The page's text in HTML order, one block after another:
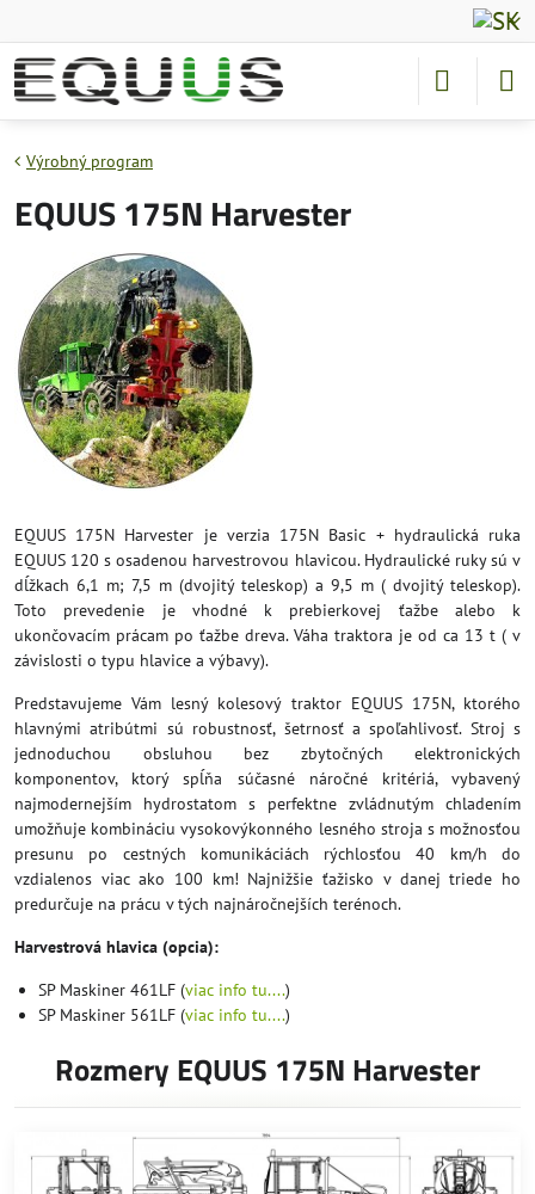
Výrobný program
EQUUS 175N Harvester
EQUUS 175N Harvester je verzia 175N Basic + hydraulická ruka
EQUUS 120 s osadenou harvestrovou hlavicou. Hydraulické ruky sú v
dĺžkach 6,1 m; 7,5 m (dvojitý teleskop) a 9,5 m ( dvojitý teleskop).
Toto prevedenie je vhodné k prebierkovej ťažbe alebo k
ukončovacím prácam po ťažbe dreva. Váha traktora je od ca 13 t ( v
závislosti o typu hlavice a výbavy).
Predstavujeme Vám lesný kolesový traktor EQUUS 175N, ktorého
hlavnými atribútmi sú robustnosť, šetrnosť a spoľahlivosť. Stroj s
jednoduchou obsluhou bez zbytočných elektronických
komponentov, ktorý spĺňa súčasné náročné kritériá, vybavený
najmodernejším hydrostatom s perfektne zvládnutým chladením
umožňuje kombináciu vysokovýkonného lesného stroja s možnosťou
presunu po cestných komunikáciách rýchlosťou 40 km/h do
vzdialenos viac ako 100 km! Najnižšie ťažisko v danej triede ho
predurčuje na prácu v tých najnáročnejších terénoch.
Harvestrová hlavica (opcia):
SP Maskiner 461LF (viac info tu....)
SP Maskiner 561LF (viac info tu....)
Rozmery EQUUS 175N Harvester